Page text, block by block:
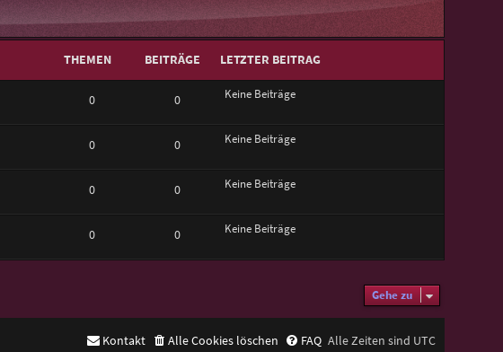
THEMEN BEITRÄGE LETZTER BEITRAG
0 0 Keine Beiträge
0 0 Keine Beiträge
0 0 Keine Beiträge
0 0 Keine Beiträge
Gehe zu
Alle Zeiten sind UTC
FAQ
Alle Cookies löschen
Kontakt